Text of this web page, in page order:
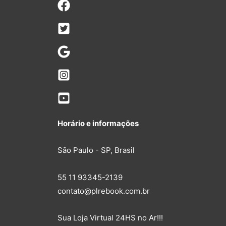
Horário e informações
São Paulo - SP, Brasil
55 11 93345-2139
contato@plrebook.com.br
Sua Loja Virtual 24HS no Ar!!!